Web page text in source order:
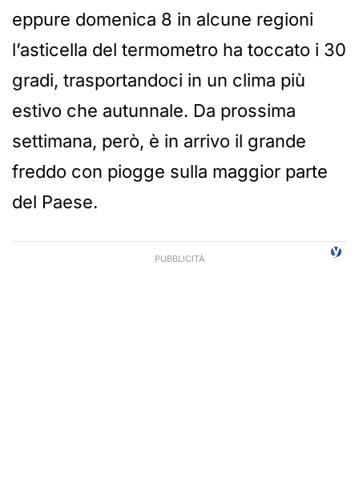
eppure domenica 8 in alcune regioni
l’asticella del termometro ha toccato i 30
gradi, trasportandoci in un clima più
estivo che autunnale. Da prossima
settimana, però, è in arrivo il grande
freddo con piogge sulla maggior parte
del Paese.